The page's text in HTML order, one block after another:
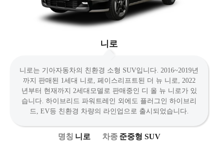
니로
니로는 기아자동차의 친환경 소형 SUV입니다. 2016~2019년
까지 판매된 1세대 니로, 페이스리프트된 더 뉴 니로, 2022
년부터 현재까지 2세대모델로 판매중인 디 올 뉴 니로가 있
습니다. 하이브리드 파워트레인 외에도 플러그인 하이브리
드, EV등 친환경 차량의 라인업으로 출시되었습니다.
니로 준중형 SUV